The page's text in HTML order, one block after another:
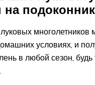
на
многолетников
условиях, и
в любой сезон, будь